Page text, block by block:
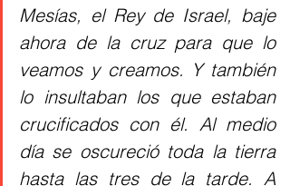
Mesías, el Rey de Israel, baje
ahora de la cruz para que lo
veamos y creamos. Y también
lo insultaban los que estaban
crucificados con él. Al medio
día se oscureció toda la tierra
hasta las tres de la tarde. A